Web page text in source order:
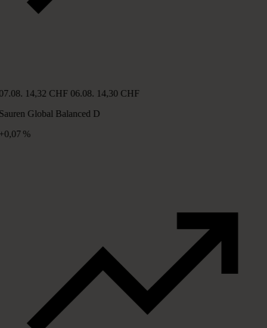
14,32 CHF 06.08. 14,30 CHF
Global Balanced D
%